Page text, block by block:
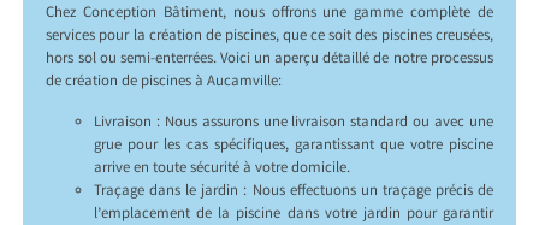
Chez Conception Bâtiment, nous offrons une gamme complète de
services pour la création de piscines, que ce soit des piscines creusées,
hors sol ou semi-enterrées. Voici un aperçu détaillé de notre processus
de création de piscines à Aucamville:
Livraison : Nous assurons une livraison standard ou avec une
grue pour les cas spécifiques, garantissant que votre piscine
arrive en toute sécurité à votre domicile.
Traçage dans le jardin : Nous effectuons un traçage précis de
l’emplacement de la piscine dans votre jardin pour garantir